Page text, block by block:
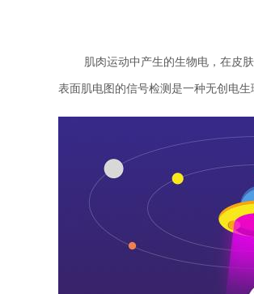
肌肉运动中产生的生物电，在皮肤
表面肌电图的信号检测是一种无创电